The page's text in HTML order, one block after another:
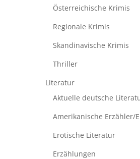
Österreichische Krimis
Regionale Krimis
Skandinavische Krimis
Thriller
Literatur
Aktuelle deutsche
Amerikanische Erzähler/
Erotische Literatur
Erzählungen